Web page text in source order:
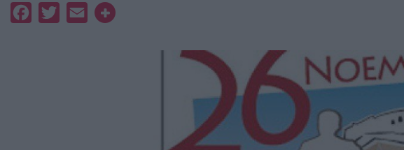
FacebookTwitterEmail